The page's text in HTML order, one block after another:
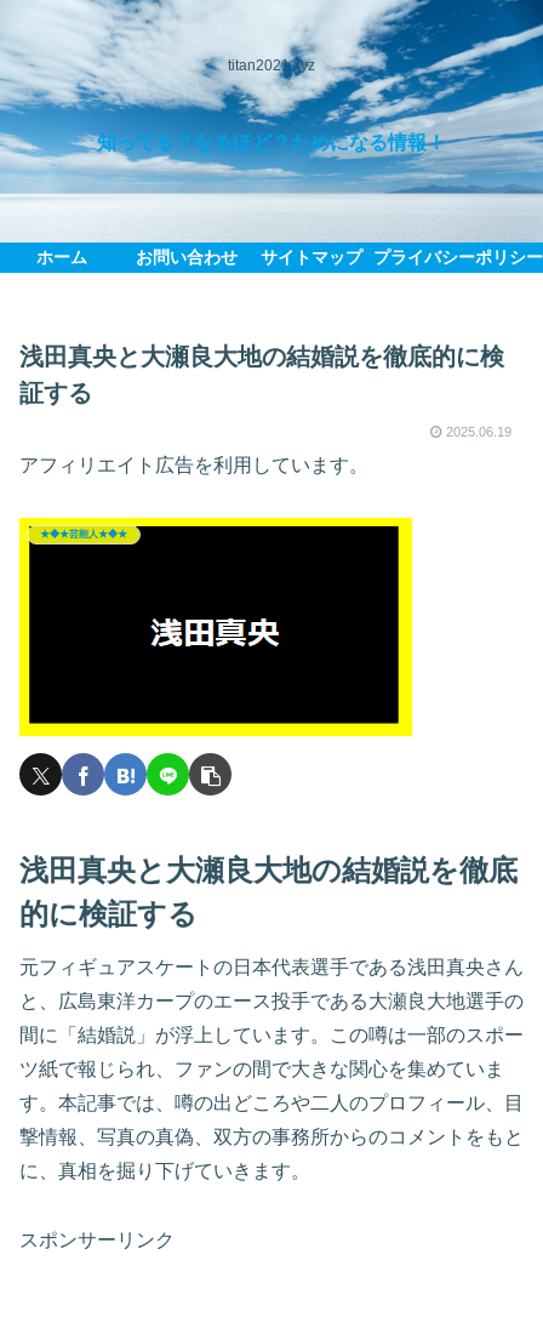
titan2021.xyz
知ってる？なるほど？ためになる情報！
ホーム お問い合わせ サイトマップ プライバシーポリシー
浅田真央と大瀬良大地の結婚説を徹底的に検
証する
2025.06.19
アフィリエイト広告を利用しています。
★◆★芸能人★◆★
浅田真央と大瀬良大地の結婚説を徹底
的に検証する
元フィギュアスケートの日本代表選手である浅田真央さん
と、広島東洋カープのエース投手である大瀬良大地選手の
間に「結婚説」が浮上しています。この噂は一部のスポー
ツ紙で報じられ、ファンの間で大きな関心を集めていま
す。本記事では、噂の出どころや二人のプロフィール、目
撃情報、写真の真偽、双方の事務所からのコメントをもと
に、真相を掘り下げていきます。
スポンサーリンク